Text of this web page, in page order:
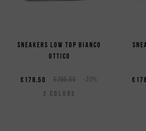
Sneakers low top bianco
ottico
€255,00 -30%
€178,50
2 COLORS